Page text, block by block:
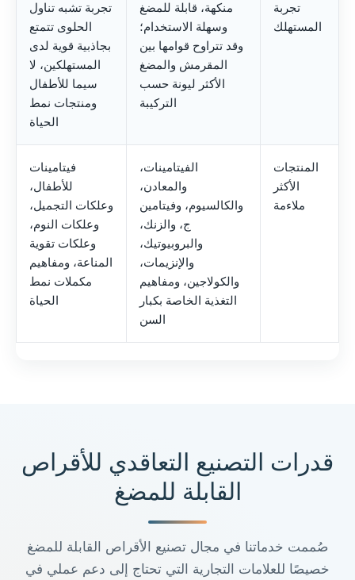
تجربة
المستهلك
منكهة، قابلة للمضغ
وسهلة الاستخدام؛
وقد تتراوح قوامها بين
المقرمش والمضغ
الأكثر ليونة حسب
التركيبة
تجربة تشبه تناول
الحلوى تتمتع
بجاذبية قوية لدى
المستهلكين، لا
سيما للأطفال
ومنتجات نمط
الحياة
المنتجات
الأكثر
ملاءمة
الفيتامينات،
والمعادن،
والكالسيوم، وفيتامين
ج، والزنك،
والبروبيوتيك،
والإنزيمات،
والكولاجين، ومفاهيم
التغذية الخاصة بكبار
السن
فيتامينات
للأطفال،
وعلكات التجميل،
وعلكات النوم،
وعلكات تقوية
المناعة، ومفاهيم
مكملات نمط
الحياة
قدرات التصنيع التعاقدي للأقراص
القابلة للمضغ
صُممت خدماتنا في مجال تصنيع الأقراص القابلة للمضغ
خصيصًا للعلامات التجارية التي تحتاج إلى دعم عملي في